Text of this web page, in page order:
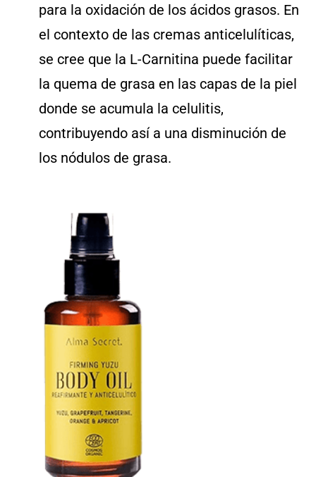
para la oxidación de los ácidos grasos. En
el contexto de las cremas anticelulíticas,
se cree que la L-Carnitina puede facilitar
la quema de grasa en las capas de la piel
donde se acumula la celulitis,
contribuyendo así a una disminución de
los nódulos de grasa.